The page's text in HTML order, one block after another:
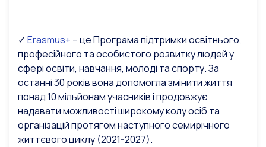
✓ Erasmus+ –це Програма підтримки освітнього,
професійного та особистого розвитку людей у
сфері освіти, навчання, молоді та спорту. За
останні 30 років вона допомогла змінити життя
понад 10 мільйонам учасників і продовжує
надавати можливості широкому колу осіб та
організацій протягом наступного семирічного
життєвого циклу (2021-2027).